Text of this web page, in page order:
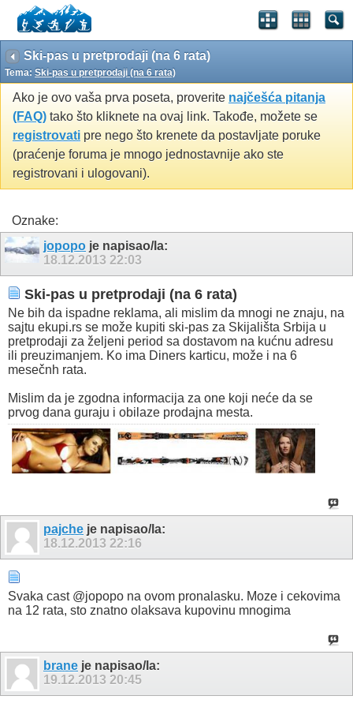
Ski-pas u pretprodaji (na 6 rata)
Tema: Ski-pas u pretprodaji (na 6 rata)
Ako je ovo vaša prva poseta, proverite najčešća pitanja
(FAQ) tako što kliknete na ovaj link. Takođe, možete se
registrovati pre nego što krenete da postavljate poruke
(praćenje foruma je mnogo jednostavnije ako ste
registrovani i ulogovani).
Oznake:
jopopo je napisao/la:
18.12.2013 22:03
Ski-pas u pretprodaji (na 6 rata)
Ne bih da ispadne reklama, ali mislim da mnogi ne znaju, na
sajtu ekupi.rs se može kupiti ski-pas za Skijališta Srbija u
pretprodaji za željeni period sa dostavom na kućnu adresu
ili preuzimanjem. Ko ima Diners karticu, može i na 6
mesečnh rata.
Mislim da je zgodna informacija za one koji neće da se
prvog dana guraju i obilaze prodajna mesta.
pajche je napisao/la:
18.12.2013 22:16
Svaka cast @jopopo na ovom pronalasku. Moze i cekovima
na 12 rata, sto znatno olaksava kupovinu mnogima
brane je napisao/la:
19.12.2013 20:45